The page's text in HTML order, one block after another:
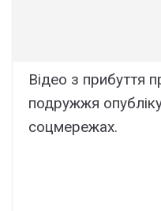
Відео з прибуття
подружжя
соцмережах.